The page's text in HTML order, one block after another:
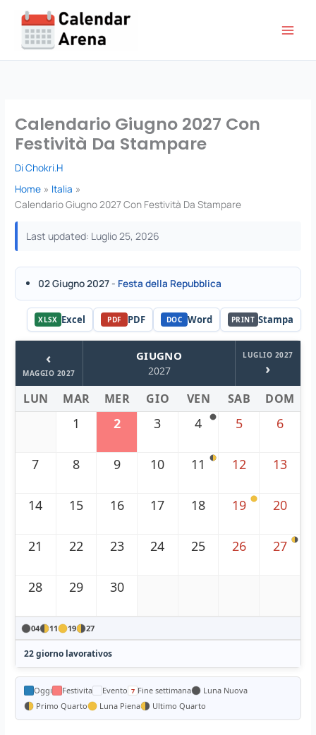
contenuto
Calendario Giugno 2027 Con
Festività Da Stampare
DiChokri.H
Home
Italia
Calendario Giugno 2027 Con Festività Da Stampare
Last updated: Luglio 25, 2026
02 Giugno 2027- Festa della Repubblica
XLSX Excel PDF PDF DOC Word PRINT Stampa
‹
MAGGIO 2027
GIUGNO
2027
LUGLIO 2027
›
LUN MAR MER GIO VEN SAB DOM
1 2 3 4 5 6
7 8 9 10 11 12 13
14 15 16 17 18 19 20
21 22 23 24 25 26 27
28 29 30
04 11 19 27
22 giorno lavorativos
Oggi Festivita Evento Fine settimana
Luna Nuova
Primo Quarto
Luna Piena Ultimo Quarto